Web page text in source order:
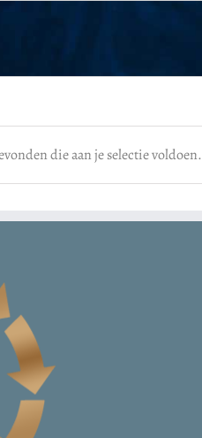
die aan je selectie voldoen.